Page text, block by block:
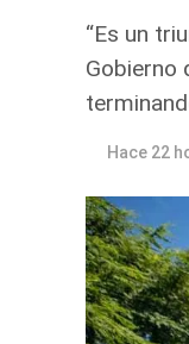
“Es un
Gobierno
Hace 22